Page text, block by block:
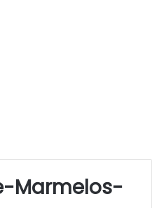
Marmelos-